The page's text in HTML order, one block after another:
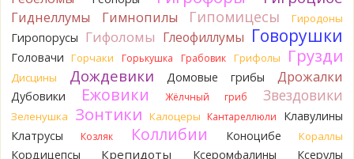
BorisM
Мария, нереально точно определить вид
гриба по таким фото. А в лотерею играть здесь никто не
8 часов назад
BorisM
Лес может быть и еловый, но хвоя на земле -
сосновая.
11 часов назад
Гиднеллумы Гимнопилы Гипомицесы Гиродоны
Гиропорусы Гифоломы Глеофиллумы Говорушки
Головачи Горчаки Горькушка Грабовик Грифолы Грузди
Дисцины Дождевики Домовые грибы Дрожалки
Дубовики Ежовики Жёлчный гриб Звездовики
Зеленушка Зонтики Калоцеры Кантареллюли
Клавулины
Клатрусы
Козляк Коллибии Коноцибе Кораллы
Кордицепсы Крепидоты Ксеромфалины Ксерулы